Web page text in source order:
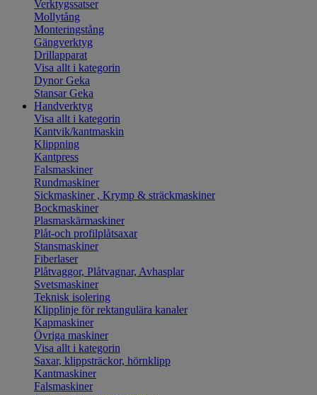
Verktygssatser
Mollytång
Monteringstång
Gängverktyg
Drillapparat
Visa allt i kategorin
Dynor Geka
Stansar Geka
Handverktyg
Visa allt i kategorin
Kantvik/kantmaskin
Klippning
Kantpress
Falsmaskiner
Rundmaskiner
Sickmaskiner , Krymp & sträckmaskiner
Bockmaskiner
Plasmaskärmaskiner
Plåt-och profilplåtsaxar
Stansmaskiner
Fiberlaser
Plåtvaggor, Plåtvagnar, Avhasplar
Svetsmaskiner
Teknisk isolering
Klipplinje för rektangulära kanaler
Kapmaskiner
Övriga maskiner
Visa allt i kategorin
Saxar, klippsträckor, hörnklipp
Kantmaskiner
Falsmaskiner